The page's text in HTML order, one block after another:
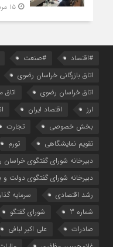
۱۵ مرداد ۱۴۰۵ - ۹:۳۳
#اقتصاد #صنعت
اتاق بازرگانی خراسان رضوی
اتاق خراسان رضوی
اتاق
ارز
اقتصاد ایران
بخش خصوصی
تجارت
تقویم نمایشگاهی
تورم
دبیرخانه شورای گفتگوی
دبیرخانه شورای گفتگوی
رشد اقتصادی
سرمایه
شماره 3
شورای گفتگو
صادرات
علی اکبر لبافی